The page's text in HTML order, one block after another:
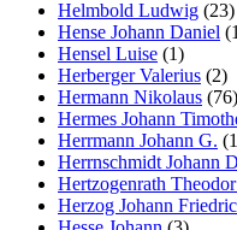
Helmbold Ludwig (23)
Hense Johann Daniel
Hensel Luise (1)
Herberger Valerius (2)
Hermann Nikolaus (76)
Hermes Johann
Herrmann Johann G.
Herrnschmidt Johann
Hertzogenrath
Herzog Johann